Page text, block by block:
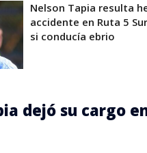
Nelson Tapia resulta
accidente en Ruta 5
si conducía ebrio
dejó su cargo